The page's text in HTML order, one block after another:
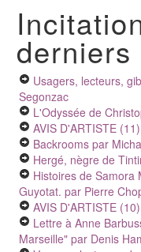
derniers
Usagers, lecteurs,
Segonzac
L'Odyssée de
AVIS D'ARTISTE (11)
Backrooms par
Hergé, nègre de
Histoires de Samora
Guyotat. par Pierre
AVIS D'ARTISTE (10)
Lettre à Anne
Marseille" par Denis